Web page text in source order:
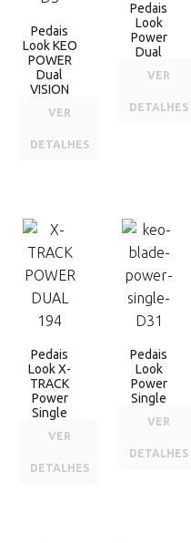
Pedais
Look KEO
POWER
Dual
VISION
VER
DETALHES
Pedais
Look
Power
Dual
VER
DETALHES
Pedais
Look X-
TRACK
Power
Single
VER
DETALHES
Pedais
Look
Power
Single
VER
DETALHES